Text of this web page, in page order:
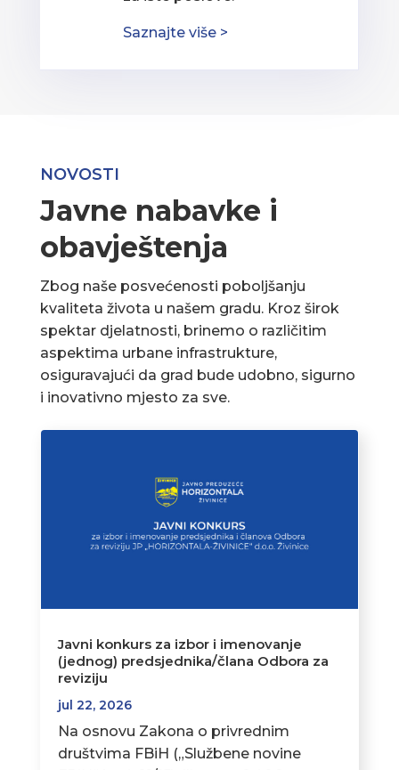
Saznajte više >
NOVOSTI
Javne nabavke i
obavještenja
Zbog naše posvećenosti poboljšanju
kvaliteta života u našem gradu. Kroz širok
spektar djelatnosti, brinemo o različitim
aspektima urbane infrastrukture,
osiguravajući da grad bude udobno, sigurno
i inovativno mjesto za sve.
Javni konkurs za izbor i imenovanje
(jednog) predsjednika/člana Odbora za
reviziju
jul 22, 2026
Na osnovu Zakona o privrednim
društvima FBiH („Službene novine